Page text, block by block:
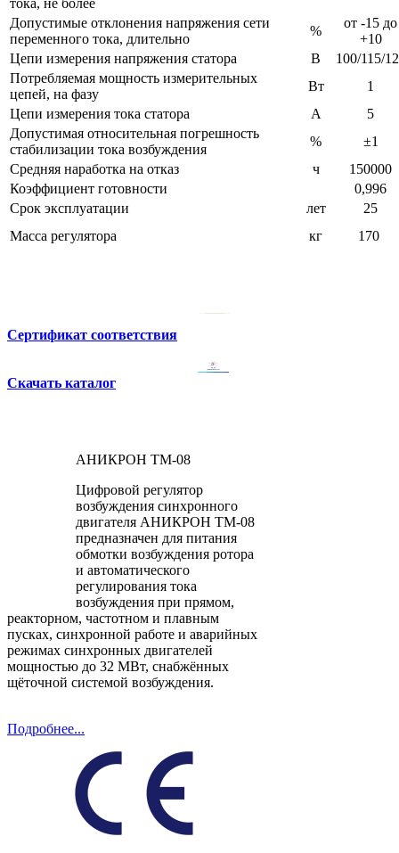
тока, не более
Допустимые отклонения напряжения сети
переменного тока, длительно
%
от -15 до
+10
Цепи измерения напряжения статора
В
100/115/
Потребляемая мощность измерительных
цепей, на фазу
Вт
1
Цепи измерения тока статора
А
5
Допустимая относительная погрешность
стабилизации тока возбуждения
%
±1
Средняя наработка на отказ
ч
150000
Коэффициент готовности
0,996
Срок эксплуатации
лет
25
Масса регулятора
кг 170
Сертификат соответствия
Скачать каталог
АНИКРОН ТМ-08
Цифровой регулятор
возбуждения синхронного
двигателя АНИКРОН ТМ-08
предназначен для питания
обмотки возбуждения ротора
и автоматического
регулирования тока
возбуждения при прямом,
реакторном, частотном и плавным
пусках, синхронной работе и аварийных
режимах синхронных двигателей
мощностью до 32 МВт, снабжённых
щёточной системой возбуждения.
Подробнее...